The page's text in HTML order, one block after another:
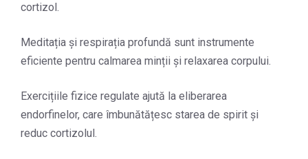
cortizol.
Meditația și respirația profundă sunt instrumente
eficiente pentru calmarea minții și relaxarea corpului.
Exercițiile fizice regulate ajută la eliberarea
endorfinelor, care îmbunătățesc starea de spirit și
reduc cortizolul.